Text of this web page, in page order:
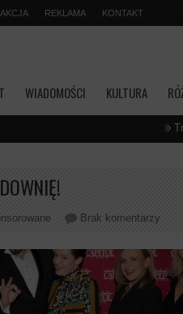
REKLAMA KONTAKT
WIADOMOŚCI KULTURA
Transmisja na
Brak komentarzy